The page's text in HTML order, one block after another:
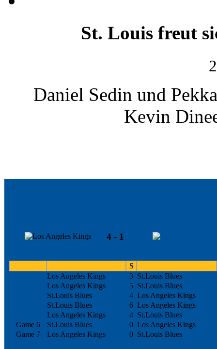
St. Louis freut
Daniel Sedin und
Kevin
4 - 1
S
Los Angeles Kings 3 St.Louis Blues
Los Angeles Kings 5 St.Louis Blues
St.Louis Blues 4 Los Angeles Kings
St.Louis Blues 6 Los Angeles Kings
Los Angeles Kings 4 St.Louis Blues
Game 6
St.Louis Blues 0 Los Angeles Kings
Game 7
Los Angeles Kings 0 St.Louis Blues